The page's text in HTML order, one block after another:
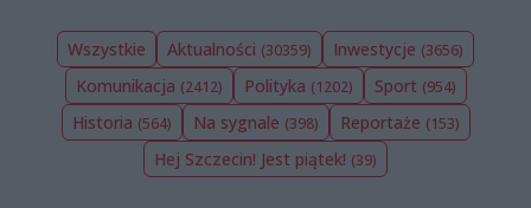
Wszystkie Aktualności (30359) Inwestycje (3656)
Komunikacja (2412) Polityka (1202) Sport (954)
Historia (564) Na sygnale (398) Reportaże (153)
Hej Szczecin! Jest piątek! (39)